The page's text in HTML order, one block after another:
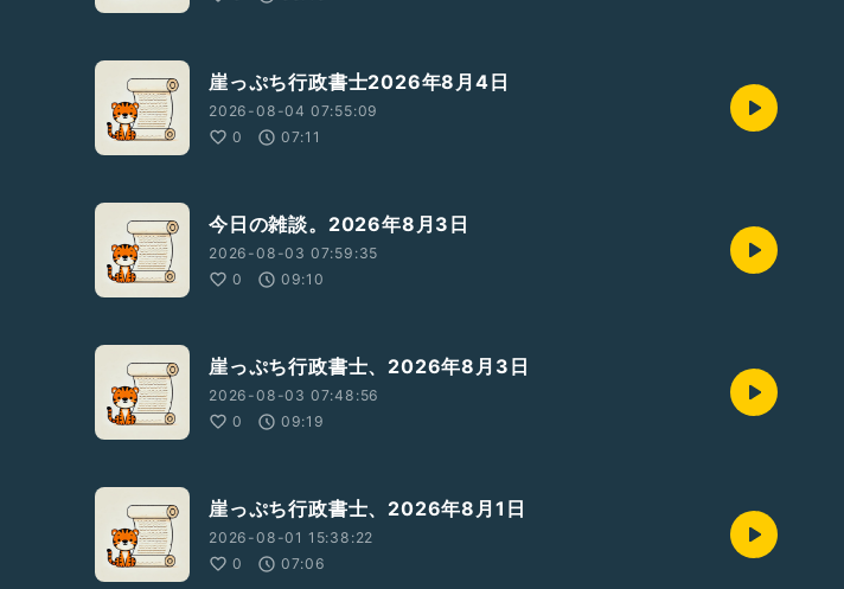
崖っぷち行政書士2026年8月4日
2026-08-04 07:55:09
0
07:11
今日の雑談。2026年8月3日
2026-08-03 07:59:35
0
09:10
崖っぷち行政書士、2026年8月3日
2026-08-03 07:48:56
0
09:19
崖っぷち行政書士、2026年8月1日
2026-08-01 15:38:22
0
07:06